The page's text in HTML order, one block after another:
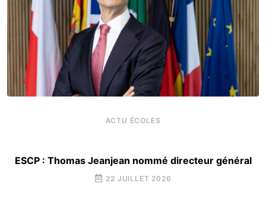
ACTU ÉCOLES
ESCP : Thomas Jeanjean nommé directeur général
22 JUILLET 2026